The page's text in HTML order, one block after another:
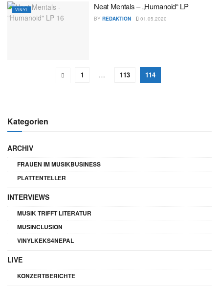
VINYL Neat Mentals – „Humanoid“ LP
BY REDAKTION 01.05.2020
1 … 113 114
Kategorien
ARCHIV
FRAUEN IM MUSIKBUSINESS
PLATTENTELLER
INTERVIEWS
MUSIK TRIFFT LITERATUR
MUSINCLUSION
VINYLKEKS4NEPAL
LIVE
KONZERTBERICHTE